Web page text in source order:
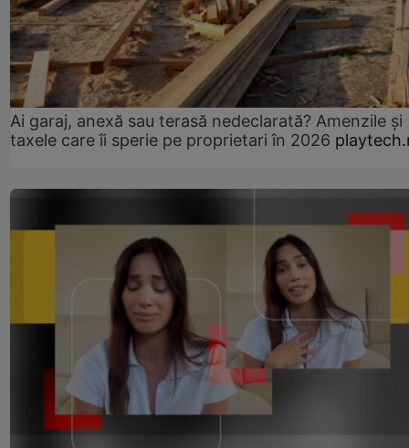
Ai garaj, anexă sau terasă nedeclarată? Amenzile și
taxele care îi sperie pe proprietari în 2026